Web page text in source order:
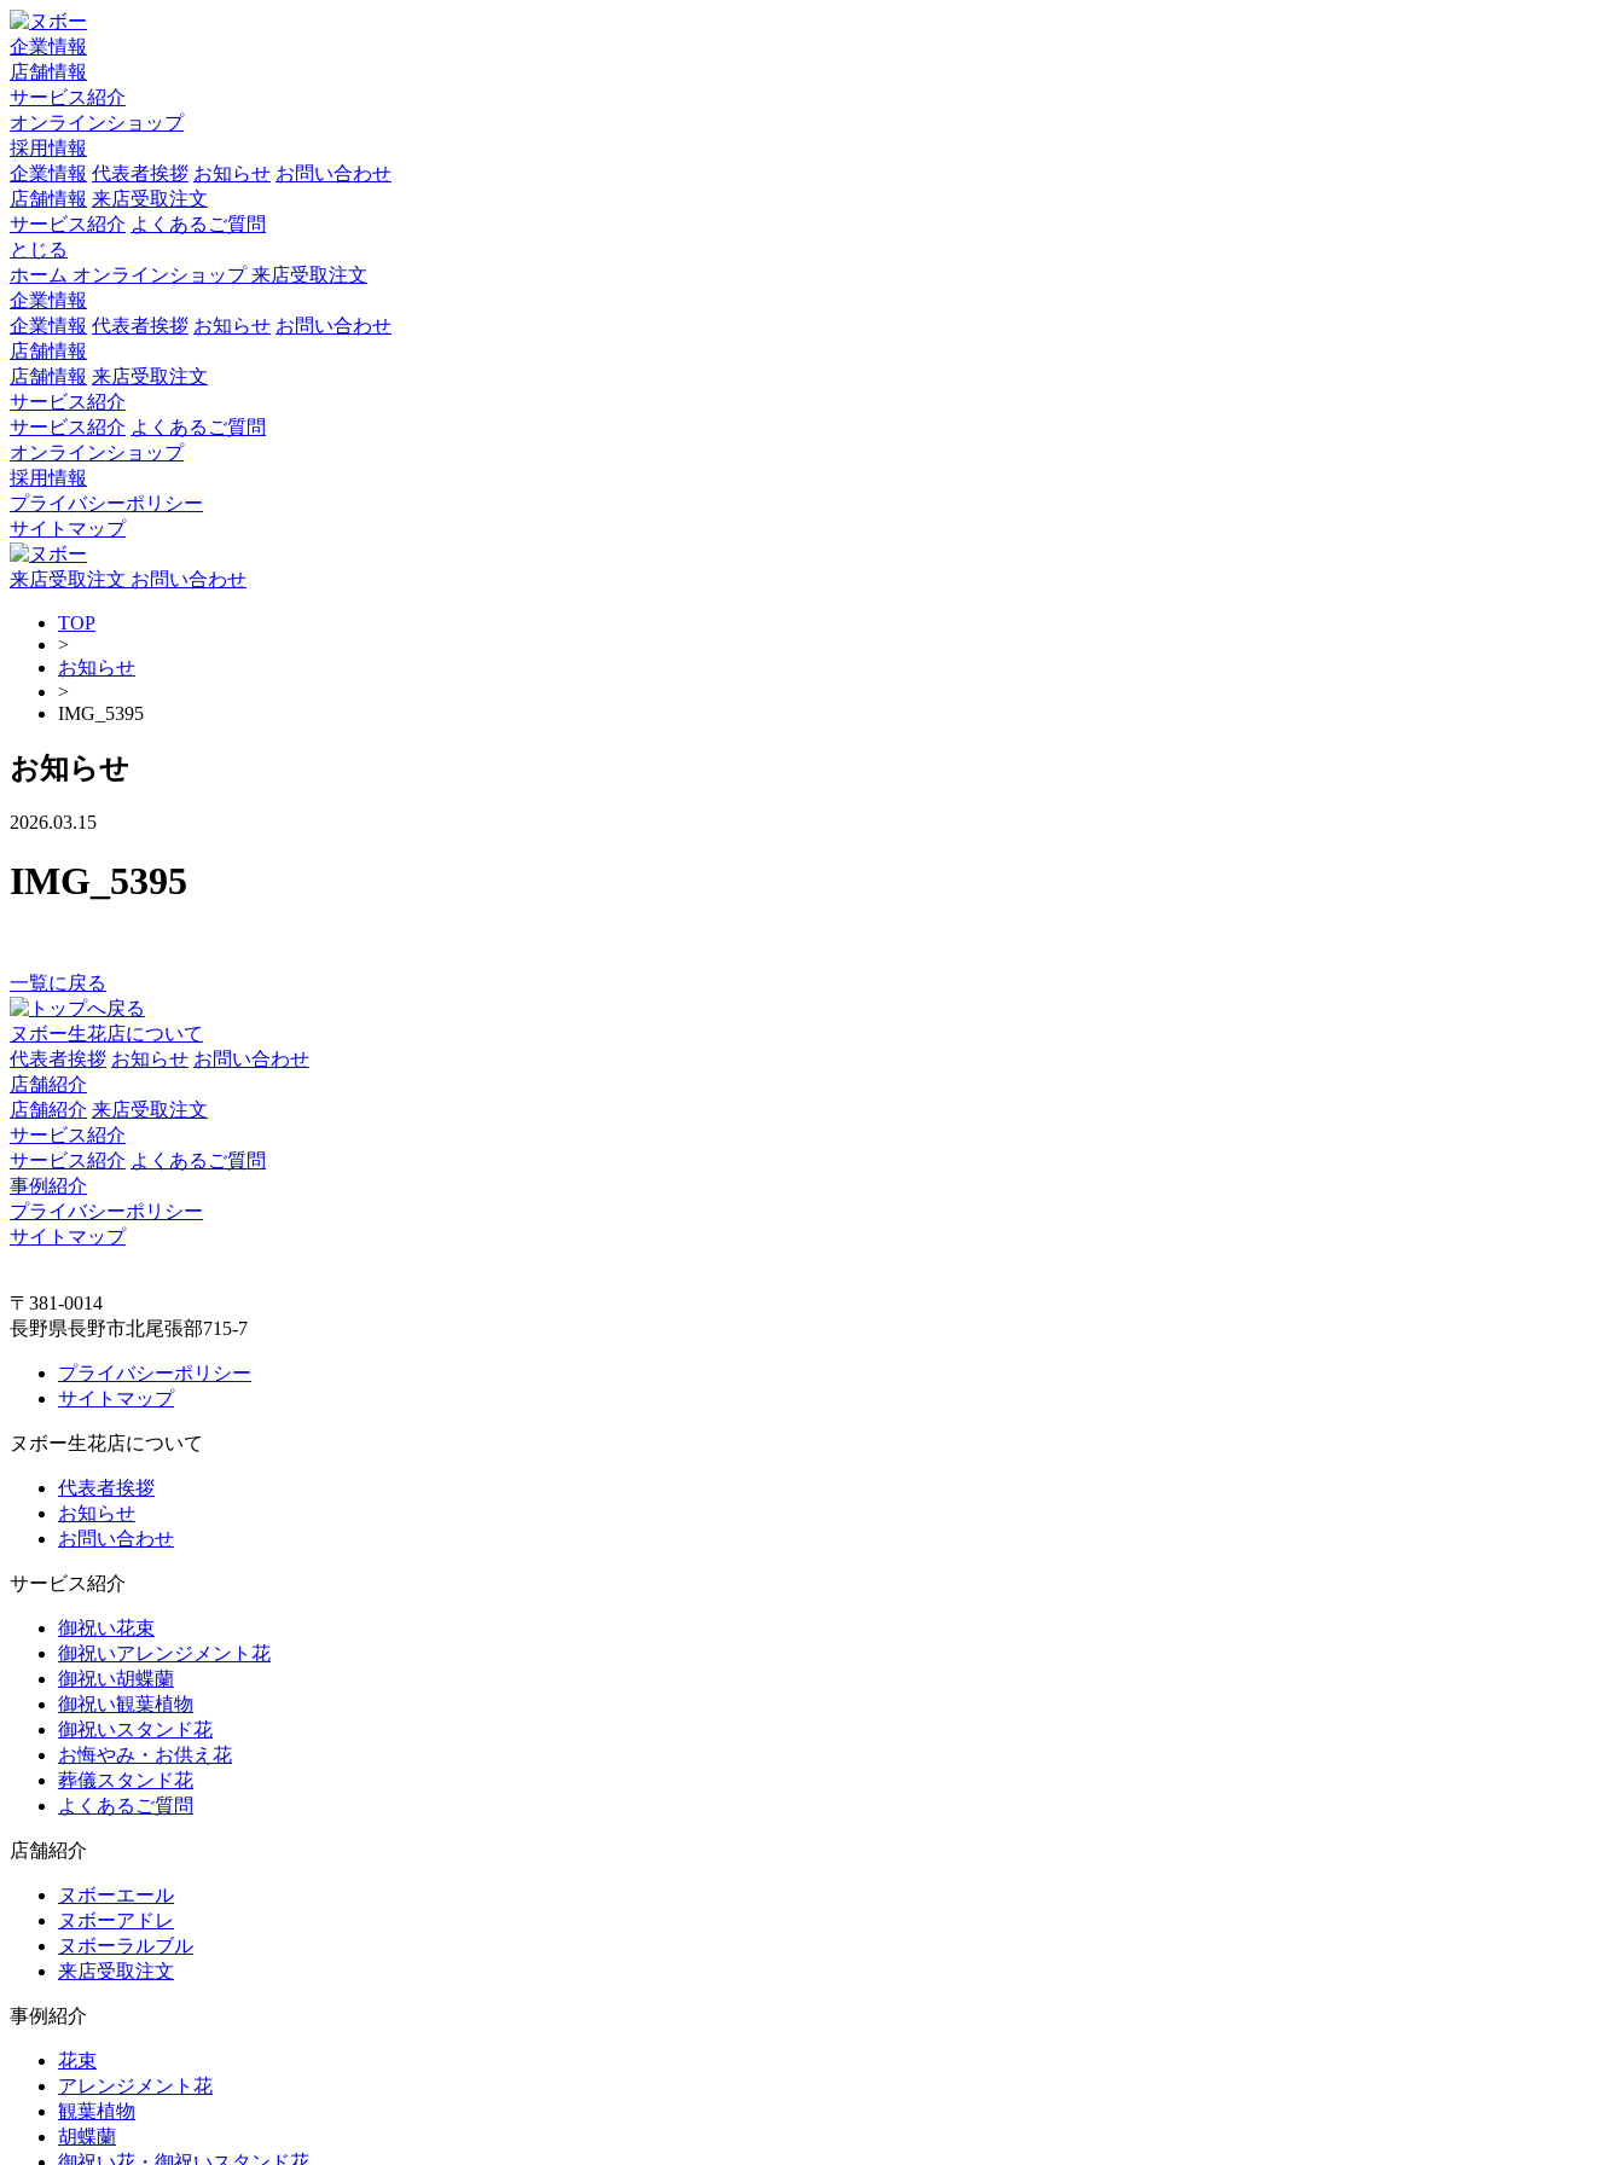
企業情報
店舗情報
サービス紹介
オンラインショップ
採用情報
企業情報 代表者挨拶 お知らせ お問い合わせ
店舗情報 来店受取注文
サービス紹介 よくあるご質問
とじる
ホーム オンラインショップ来店受取注文
企業情報
企業情報 代表者挨拶 お知らせ お問い合わせ
店舗情報
店舗情報 来店受取注文
サービス紹介
サービス紹介 よくあるご質問
オンラインショップ
採用情報
プライバシーポリシー
サイトマップ
来店受取注文 お問い合わせ
TOP
>
お知らせ
>
IMG_5395
お知らせ
2026.03.15
IMG_5395
一覧に戻る
ヌボー生花店について
代表者挨拶 お知らせ お問い合わせ
店舗紹介
店舗紹介 来店受取注文
サービス紹介
サービス紹介 よくあるご質問
事例紹介
プライバシーポリシー
サイトマップ
〒381-0014
長野県長野市北尾張部715-7
プライバシーポリシー
サイトマップ
ヌボー生花店について
代表者挨拶
お知らせ
お問い合わせ
サービス紹介
御祝い花束
御祝いアレンジメント花
御祝い胡蝶蘭
御祝い観葉植物
御祝いスタンド花
お悔やみ・お供え花
葬儀スタンド花
よくあるご質問
店舗紹介
ヌボーエール
ヌボーアドレ
ヌボーラルブル
来店受取注文
事例紹介
花束
アレンジメント花
観葉植物
胡蝶蘭